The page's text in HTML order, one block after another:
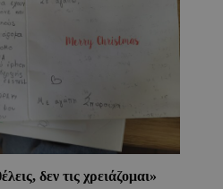
δεν τις χρειάζομαι»